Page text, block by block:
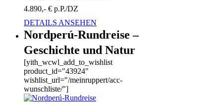
4.890,- € p.P./DZ
DETAILS ANSEHEN
Nordperú-Rundreise –
Geschichte und Natur
[yith_wcwl_add_to_wishlist
product_id="43924"
wishlist_url="/meinruppert/acc-
wunschliste/"]